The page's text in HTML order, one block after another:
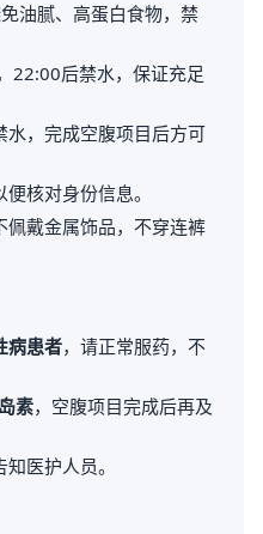
油腻、高蛋白食物，禁
22:00后禁水，保证充足
水，完成空腹项目后方可
便核对身份信息。
佩戴金属饰品，不穿连裤
病患者，请正常服药，不
素，空腹项目完成后再及
医护人员。